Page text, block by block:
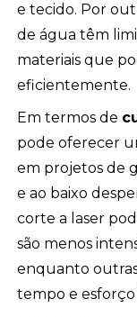
e tecido. Por
de água têm
materiais que
eficientemente.
Em termos de
pode oferecer
em projetos de
e ao baixo
corte a laser
são menos
enquanto
tempo e